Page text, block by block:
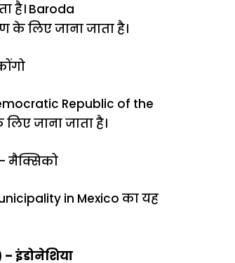
है। Baroda
के लिए जाना जाता है।
Republic of the
जाना जाता है।
मैक्सिको
in Mexico का यह
इंडोनेशिया